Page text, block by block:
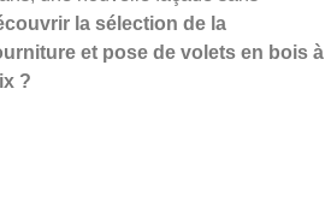
la sélection de la
et pose de volets en bois à
?